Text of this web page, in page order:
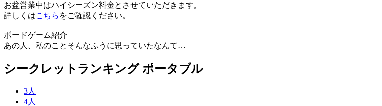
お盆営業中はハイシーズン料金とさせていただきます。
詳しくはこちら をご確認ください。
ボードゲーム紹介
あの人、私のことそんなふうに思っていたなんて…
シークレットランキング ポータブル
3人
4人